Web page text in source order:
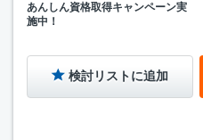
あんしん資格取得キャンペーン実
施中！
検討リストに追加